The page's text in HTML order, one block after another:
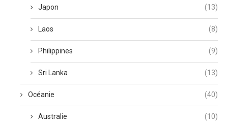
Japon (13)
Laos (8)
Philippines (9)
Sri Lanka (13)
Océanie (40)
Australie (10)